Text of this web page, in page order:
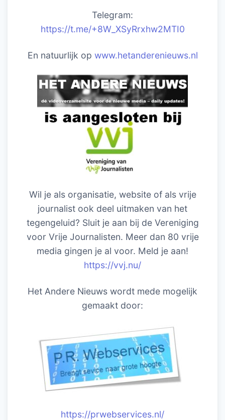
Telegram:
https://t.me/+8W_XSyRrxhw2MTI0
En natuurlijk op www.hetanderenieuws.nl
Wil je als organisatie, website of als vrije
journalist ook deel uitmaken van het
tegengeluid? Sluit je aan bij de Vereniging
voor Vrije Journalisten. Meer dan 80 vrije
media gingen je al voor. Meld je aan!
https://vvj.nu/
Het Andere Nieuws wordt mede mogelijk
gemaakt door:
https://prwebservices.nl/